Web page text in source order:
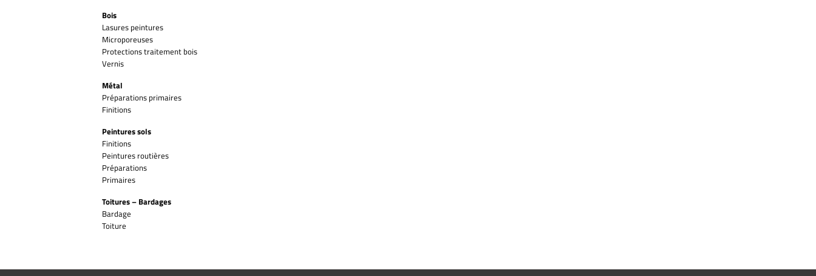
Bois
Lasures peintures
Microporeuses
Protections traitement bois
Vernis
Métal
Préparations primaires
Finitions
Peintures sols
Finitions
Peintures routières
Préparations
Primaires
Toitures – Bardages
Bardage
Toiture